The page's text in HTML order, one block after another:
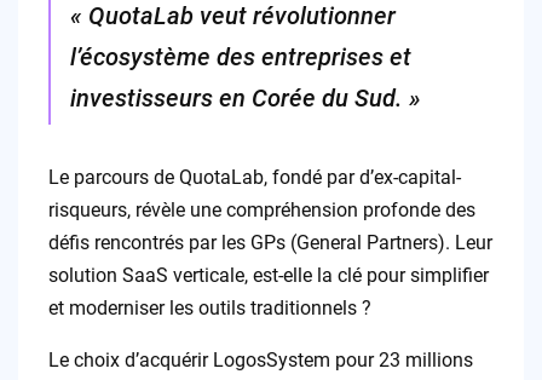
« QuotaLab veut révolutionner
l’écosystème des entreprises et
investisseurs en Corée du Sud. »
Le parcours de QuotaLab, fondé par d’ex-capital-
risqueurs, révèle une compréhension profonde des
défis rencontrés par les GPs (General Partners). Leur
solution SaaS verticale, est-elle la clé pour simplifier
et moderniser les outils traditionnels ?
Le choix d’acquérir LogosSystem pour 23 millions